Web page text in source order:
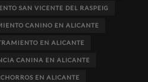
SAN VICENTE DEL RASPEIG
CANINO EN ALICANTE
EN ALICANTE
CANINA EN ALICANTE
EN ALICANTE